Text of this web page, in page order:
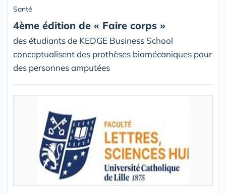
Santé
4ème édition de « Faire corps »
des étudiants de KEDGE Business School
conceptualisent des prothèses biomécaniques pour
des personnes amputées